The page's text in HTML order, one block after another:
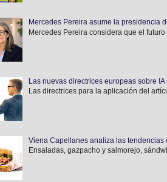
Mercedes Pereira asume la presidencia
Mercedes Pereira considera que el
Las nuevas directrices europeas sobre
Las directrices para la aplicación del
Viena Capellanes analiza las
Ensaladas, gazpacho y salmorejo,